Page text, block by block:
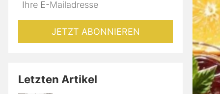
Mailadresse:JETZT ABONNIEREN
Letzten Artikel